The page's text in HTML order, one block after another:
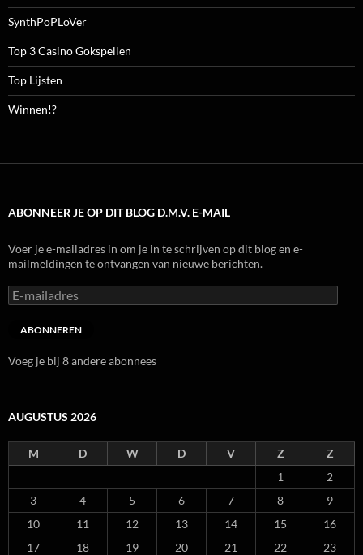
SynthPoPLoVer
Top 3 Casino Gokspellen
Top Lijsten
Winnen!?
ABONNEER JE OP DIT BLOG D.M.V. E-MAIL
Voer je e-mailadres in om je in te schrijven op dit blog en e-
mailmeldingen te ontvangen van nieuwe berichten.
E-
mailadres
ABONNEREN
Voeg je bij 8 andere abonnees
AUGUSTUS 2026
M D W D V Z
Z
1
2
3
4 5 6 7 8
9
10
11 12 13 14 15
16
17
18 19 20 21 22
23